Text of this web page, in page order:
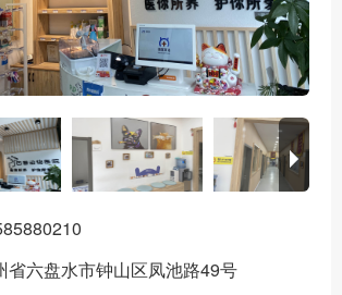
省六盘水市钟山区凤池路49号